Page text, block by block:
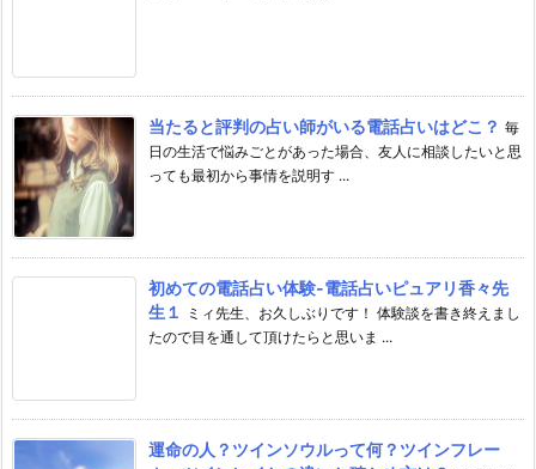
当たると評判の占い師がいる電話占いはどこ？ 毎
日の生活で悩みごとがあった場合、友人に相談したいと思
っても最初から事情を説明す ...
初めての電話占い体験-電話占いピュアリ香々先
生１
ミィ先生、お久しぶりです！ 体験談を書き終えまし
たので目を通して頂けたらと思いま ...
運命の人？ツインソウルって何？ツインフレー